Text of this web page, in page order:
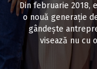
Din februarie 2018,
o nouă generație
gândește
visează nu cu